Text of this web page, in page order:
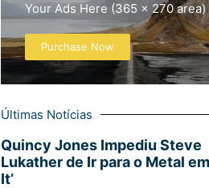
Your Ads Here (365 x 270 area)
Purchase Now
Últimas Notícias
Quincy Jones Impediu Steve
Lukather de Ir para o Metal em
It’